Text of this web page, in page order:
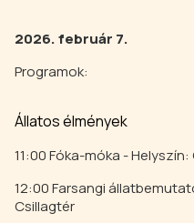
2026. február 7.
Programok:
Állatos élmények
11:00 Fóka-móka -
12:00 Farsangi
Csillagtér